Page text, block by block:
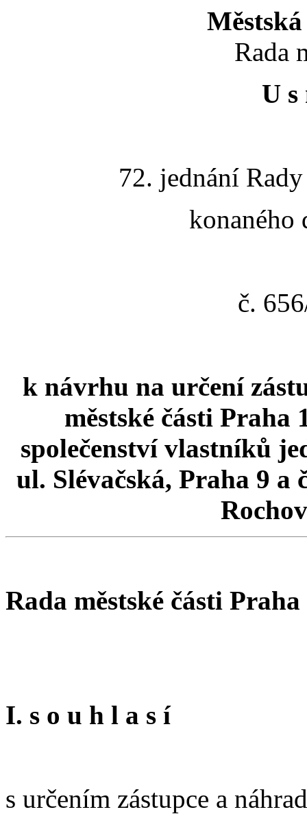
Rada
U s
72. jednání
konaného
č.
k návrhu na určení
městské části Praha
společenství vlastníků
ul. Slévačská, Praha 9 a
Rada městské části Praha
I. s o u h l a s í
s určením zástupce a